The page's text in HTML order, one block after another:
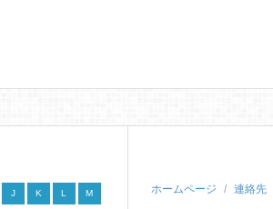
J K L M ホームページ
連絡先